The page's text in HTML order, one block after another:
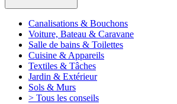
Canalisations & Bouchons
Voiture, Bateau & Caravane
Salle de bains & Toilettes
Cuisine & Appareils
Textiles & Tâches
Jardin & Extérieur
Sols & Murs
> Tous les conseils